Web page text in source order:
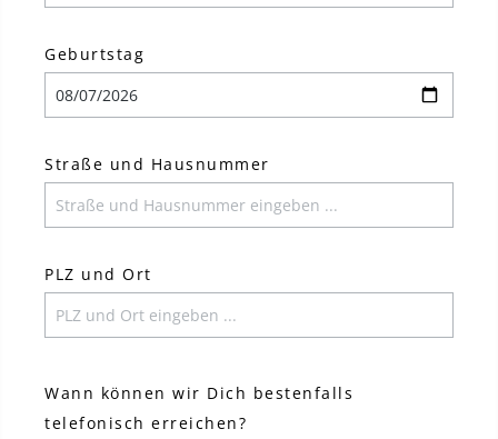
Geburtstag
Straße und Hausnummer
PLZ und Ort
Wann können wir Dich bestenfalls
telefonisch erreichen?